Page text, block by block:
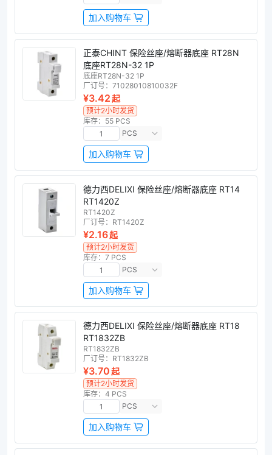
加入购物车
正泰CHINT 保险丝座/熔断器底座 RT28N
底座RT28N-32 1P
底座RT28N-32 1P
厂订号： 71028010810032F
¥3.42起
预计2小时发货
库存：55 PCS
PCS
加入购物车
德力西DELIXI 保险丝座/熔断器底座 RT14
RT1420Z
RT1420Z
厂订号： RT1420Z
¥2.16起
预计2小时发货
库存：7 PCS
PCS
加入购物车
德力西DELIXI 保险丝座/熔断器底座 RT18
RT1832ZB
RT1832ZB
厂订号： RT1832ZB
¥3.70起
预计2小时发货
库存：4 PCS
PCS
加入购物车